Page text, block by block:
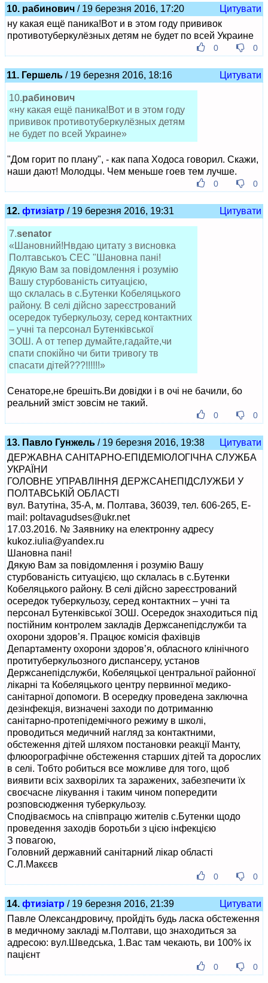
10. рабинович / 19 березня 2016, 17:20
Цитувати
ну какая ещё паника!Вот и в этом году прививок
противотуберкулёзных детям не будет по всей Украине
0 0
11. Гершель / 19 березня 2016, 18:16 Цитувати
10.рабинович
«ну какая ещё паника!Вот и в этом году
прививок противотуберкулёзных детям
не будет по всей Украине»
"Дом горит по плану", - как папа Ходоса говорил. Скажи,
наши дают! Молодцы. Чем меньше гоев тем лучше.
0 0
12. фтизіатр / 19 березня 2016, 19:31 Цитувати
7.senator
«Шановний!Нвдаю цитату з висновка
Полтавськоъ СЕС "Шановна пані!
Дякую Вам за повідомлення і розумію
Вашу стурбованість ситуацією,
що склалась в с.Бутенки Кобеляцького
району. В селі дійсно зареєстрований
осередок туберкульозу, серед контактних
– учні та персонал Бутенківської
ЗОШ. А от тепер думайте,гадайте,чи
спати спокійно чи бити тривогу тв
спасати дітей???!!!!!!»
Сенаторе,не брешіть.Ви довідки і в очі не бачили, бо
реальний зміст зовсім не такий.
0 0
13. Павло Гунжель / 19 березня 2016, 19:38
Цитувати
ДЕРЖАВНА САНІТАРНО-ЕПІДЕМІОЛОГІЧНА СЛУЖБА
УКРАЇНИ
ГОЛОВНЕ УПРАВЛІННЯ ДЕРЖСАНЕПІДСЛУЖБИ У
ПОЛТАВСЬКІЙ ОБЛАСТІ
вул. Ватутіна, 35-А, м. Полтава, 36039, тел. 606-265, E-
mail: poltavagudses@ukr.net
17.03.2016. № Заявнику на електронну адресу
kukoz.iulia@yandex.ru
Шановна пані!
Дякую Вам за повідомлення і розумію Вашу
стурбованість ситуацією, що склалась в с.Бутенки
Кобеляцького району. В селі дійсно зареєстрований
осередок туберкульозу, серед контактних – учні та
персонал Бутенківської ЗОШ. Осередок знаходиться під
постійним контролем закладів Держсанепідслужби та
охорони здоров’я. Працює комісія фахівців
Департаменту охорони здоров’я, обласного клінічного
протитуберкульозного диспансеру, установ
Держсанепідслужби, Кобеляцької центральної районної
лікарні та Кобеляцького центру первинної медико-
санітарної допомоги. В осередку проведена заключна
дезінфекція, визначені заходи по дотриманню
санітарно-протепідемічного режиму в школі,
проводиться медичний нагляд за контактними,
обстеження дітей шляхом постановки реакції Манту,
флюорографічне обстеження старших дітей та дорослих
в селі. Тобто робиться все можливе для того, щоб
виявити всіх захворілих та заражених, забезпечити їх
своєчасне лікування і таким чином попередити
розповсюдження туберкульозу.
Сподіваємось на співпрацю жителів с.Бутенки щодо
проведення заходів боротьби з цією інфекцією
З повагою,
Головний державний санітарний лікар області
С.Л.Макєєв
0 0
14. фтизіатр / 19 березня 2016, 21:39
Цитувати
Павле Олександровичу, пройдіть будь ласка обстеження
в медичному закладі м.Полтави, що знаходиться за
адресою: вул.Шведська, 1.Вас там чекають, ви 100% іх
пацієнт
0 0